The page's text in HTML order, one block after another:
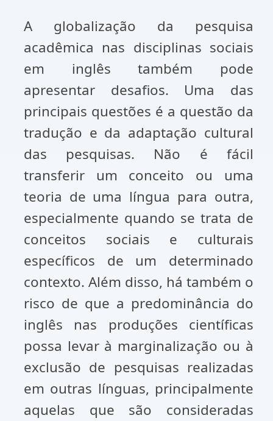
A globalização da pesquisa
acadêmica nas disciplinas sociais
em inglês também pode
apresentar desafios. Uma das
principais questões é a questão da
tradução e da adaptação cultural
das pesquisas. Não é fácil
transferir um conceito ou uma
teoria de uma língua para outra,
especialmente quando se trata de
conceitos sociais e culturais
específicos de um determinado
contexto. Além disso, há também o
risco de que a predominância do
inglês nas produções científicas
possa levar à marginalização ou à
exclusão de pesquisas realizadas
em outras línguas, principalmente
aquelas que são consideradas